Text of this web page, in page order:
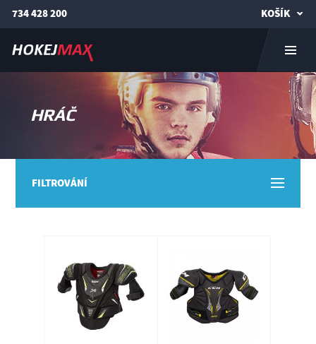
734 428 200 KOŠÍK
HRÁČ
FILTROVÁNÍ